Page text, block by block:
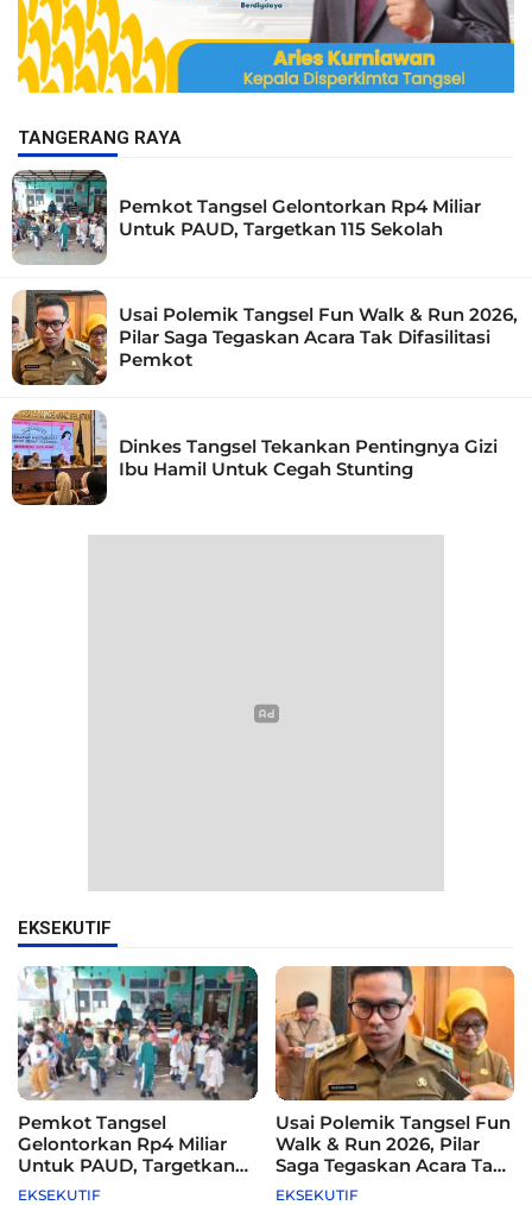
TANGERANG RAYA
Pemkot Tangsel Gelontorkan Rp4 Miliar
Untuk PAUD, Targetkan 115 Sekolah
Usai Polemik Tangsel Fun Walk & Run 2026,
Pilar Saga Tegaskan Acara Tak Difasilitasi
Pemkot
Dinkes Tangsel Tekankan Pentingnya Gizi
Ibu Hamil Untuk Cegah Stunting
EKSEKUTIF
Pemkot Tangsel
Gelontorkan Rp4 Miliar
Untuk PAUD, Targetkan
115 Sekolah
EKSEKUTIF
Usai Polemik Tangsel Fun
Walk & Run 2026, Pilar
Saga Tegaskan Acara Tak
Difasilitasi Pemkot
EKSEKUTIF